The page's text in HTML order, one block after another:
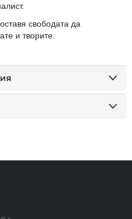
свободата да
и творите.